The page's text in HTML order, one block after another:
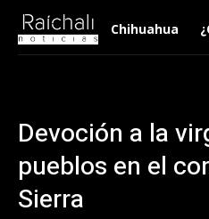
Chihuahua
Devoción a la
pueblos en el
Sierra